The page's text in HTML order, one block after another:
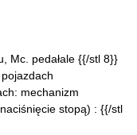
Mc. pedałale {{/stl 8}}
mechanizm
stopą) : {{/stl